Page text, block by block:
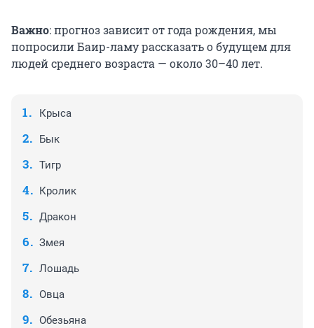
Важно: прогноз зависит от года рождения, мы
попросили Баир-ламу рассказать о будущем для
людей среднего возраста — около 30–40 лет.
Крыса
Бык
Тигр
Кролик
Дракон
Змея
Лошадь
Овца
Обезьяна